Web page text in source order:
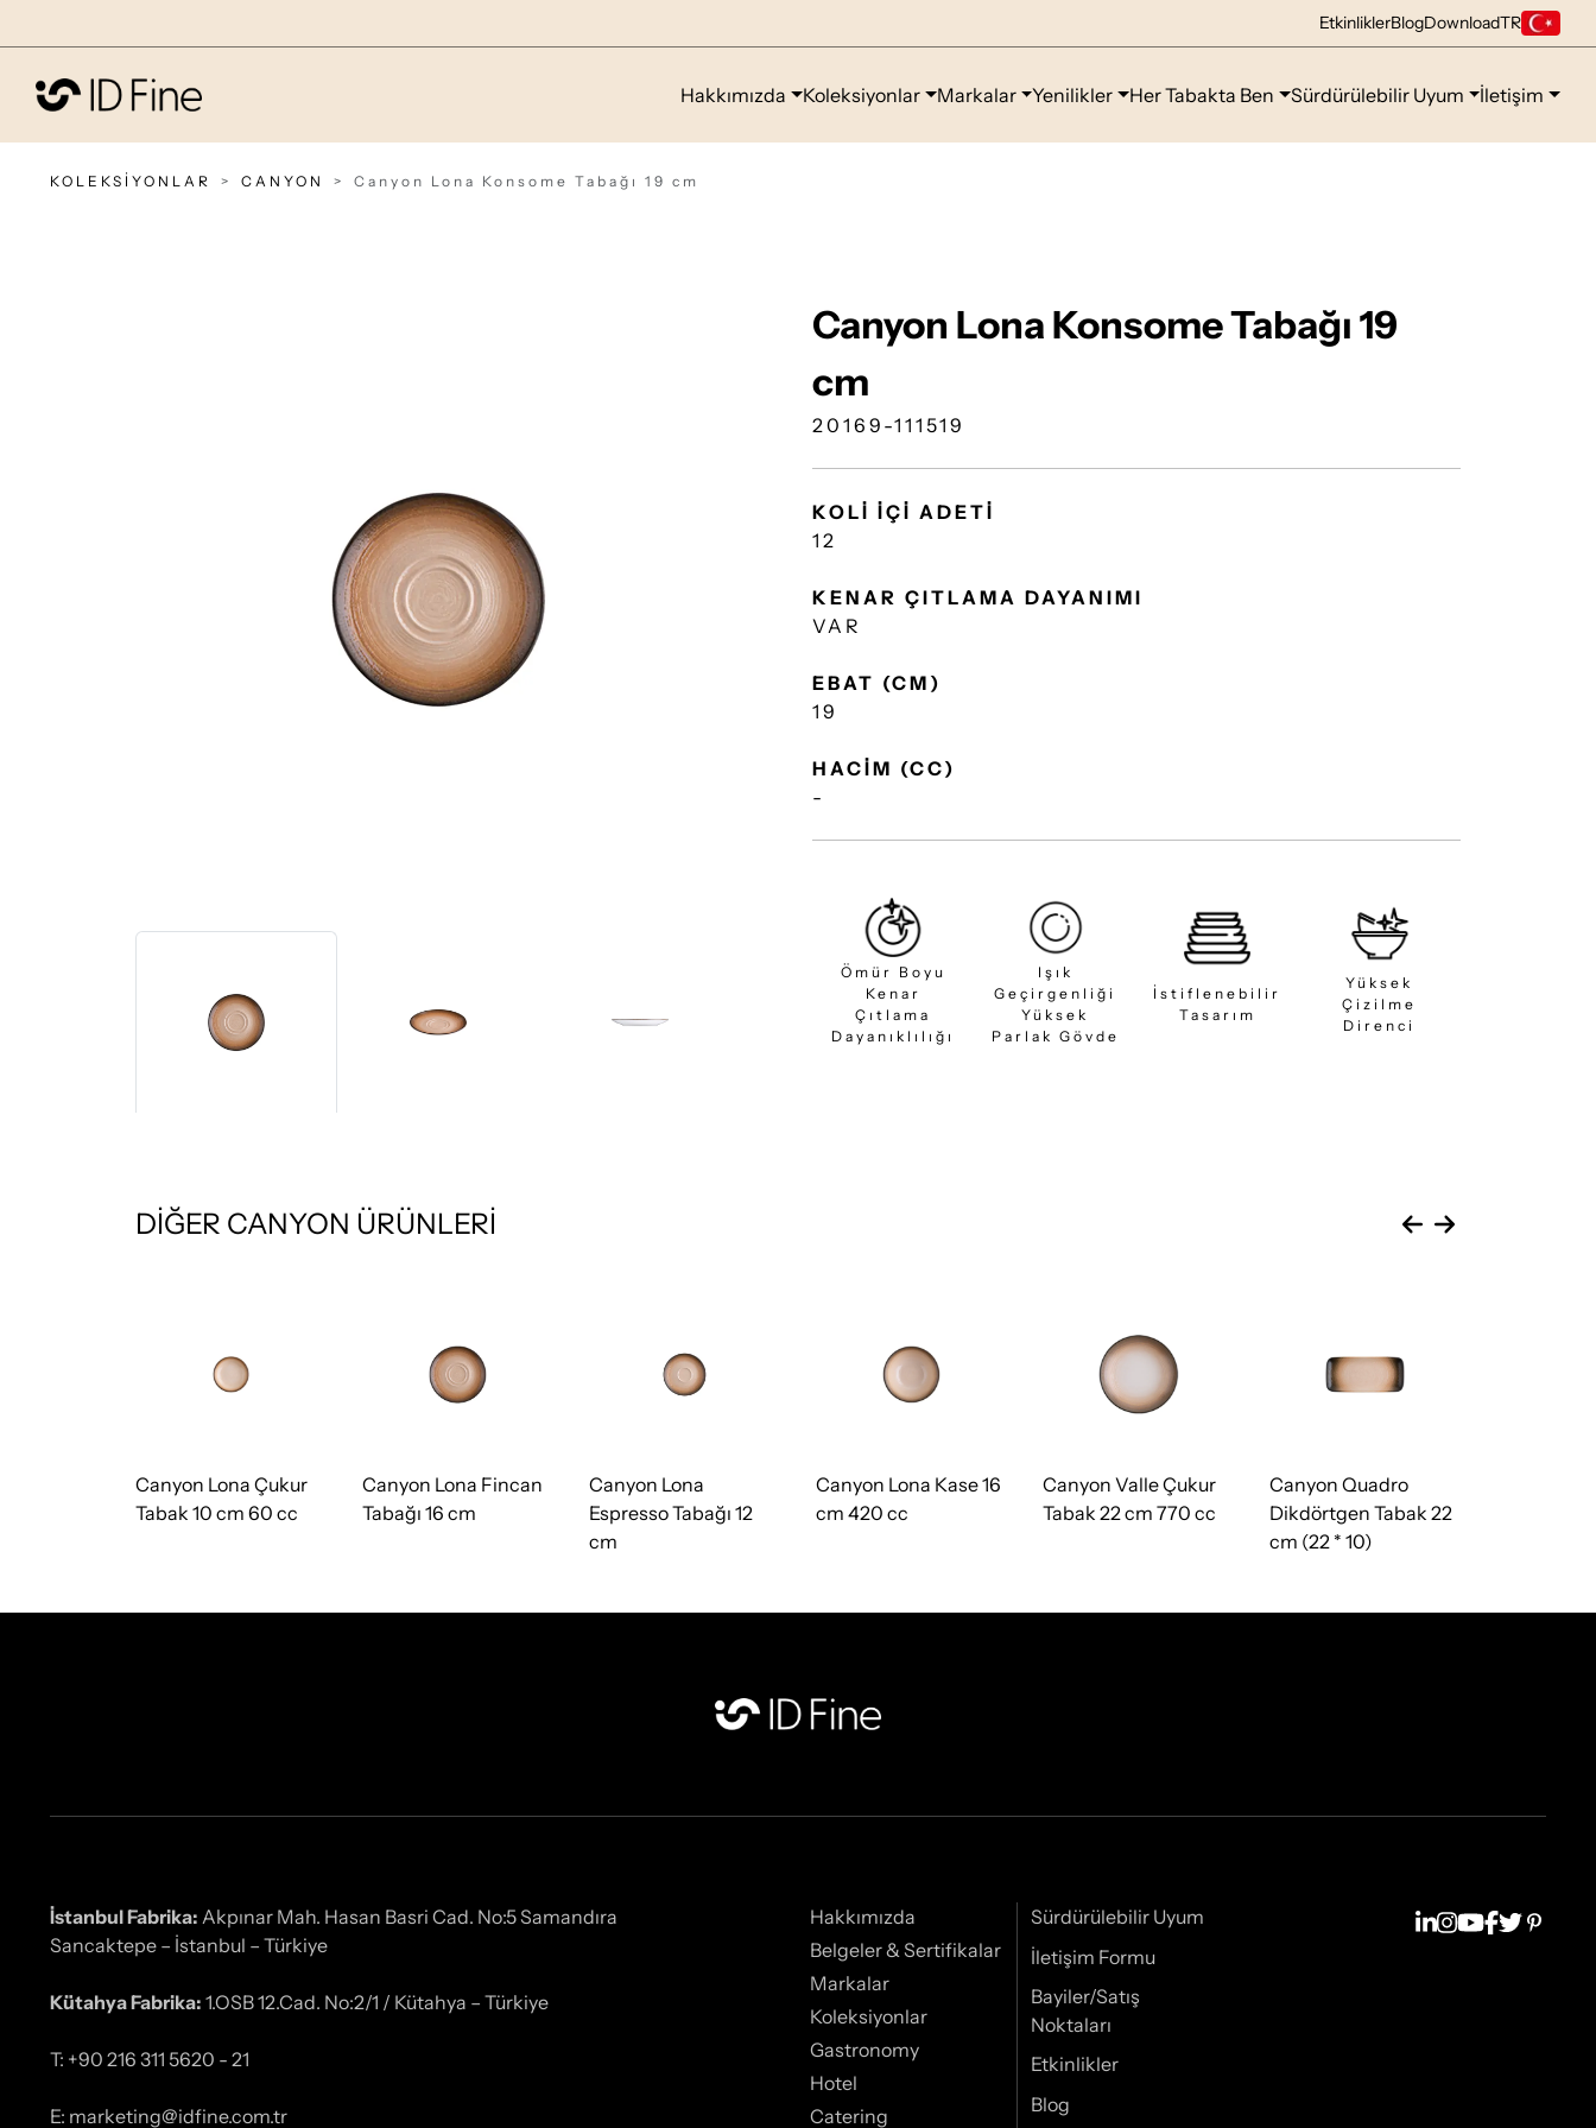
EtkinliklerBlogDownloadTR
Hakkımızda Koleksiyonlar Markalar Yenilikler Her Tabakta Ben Sürdürülebilir Uyum İletişim
KOLEKSİYONLAR CANYON Canyon Lona Konsome Tabağı 19 cm
Canyon Lona Konsome Tabağı 19
cm
20169-111519
KOLİ İÇİ ADETİ
12
KENAR ÇITLAMA DAYANIMI
VAR
EBAT (CM)
19
HACİM (CC)
-
Ömür Boyu
Kenar
Çıtlama
Dayanıklılığı
Işık
Geçirgenliği
Yüksek
Parlak Gövde
İstiflenebilir
Tasarım
Yüksek
Çizilme
Direnci
DİĞER CANYON ÜRÜNLERİ
Canyon Lona Çukur
Tabak 10 cm 60 cc
Canyon Lona Fincan
Tabağı 16 cm
Canyon Lona
Espresso Tabağı 12
cm
Canyon Lona Kase 16
cm 420 cc
Canyon Valle Çukur
Tabak 22 cm 770 cc
Canyon Quadro
Dikdörtgen Tabak 22
cm (22 * 10)
İstanbul Fabrika: Akpınar Mah. Hasan Basri Cad. No:5 Samandıra
Sancaktepe – İstanbul – Türkiye
Kütahya Fabrika: 1.OSB 12.Cad. No:2/1 / Kütahya – Türkiye
T: +90 216 311 5620 - 21
E: marketing@idfine.com.tr
Hakkımızda
Belgeler & Sertifikalar
Markalar
Koleksiyonlar
Gastronomy
Hotel
Catering
Sürdürülebilir Uyum
İletişim Formu
Bayiler/Satış
Noktaları
Etkinlikler
Blog